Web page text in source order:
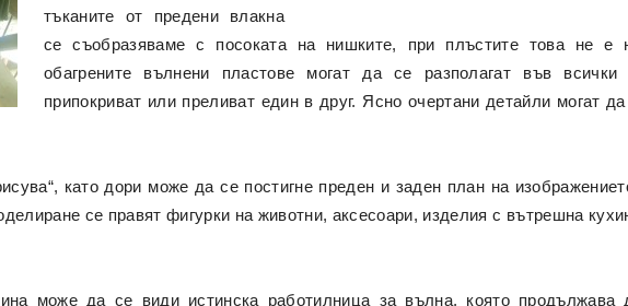
тъканите от предени влакна
се съобразяваме с посоката на нишките, при плъстите това не е
обагрените вълнени пластове могат да се разполагат във
припокриват или преливат един в друг. Ясно очертани детайли могат
като дори може да се постигне преден и заден план на
се правят фигурки на животни, аксесоари, изделия с вътрешна
може да се види истинска работилница за вълна, която продължава